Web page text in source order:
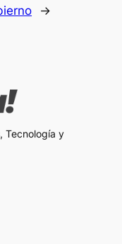
→
Tecnología y